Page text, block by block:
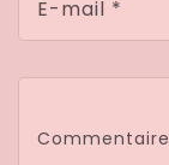
E-mail *
Commentaire